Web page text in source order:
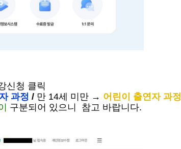
신청 클릭
과정 / 만 14세 미만 → 어린이 출연자 과정
구분되어 있으니 참고 바랍니다.